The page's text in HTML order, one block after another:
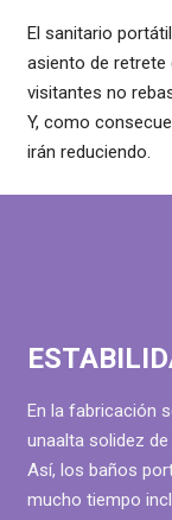
El sanitario
asiento de retrete
visitantes no
Y, como
irán reduciendo.
En la fabricación
unaalta solidez
Así, los baños
mucho tiempo